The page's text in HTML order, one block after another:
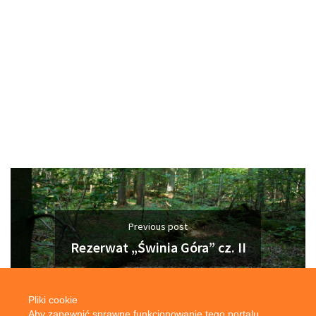
Previous post
Rezerwat „Świnia Góra” cz. II
Pliki cookie